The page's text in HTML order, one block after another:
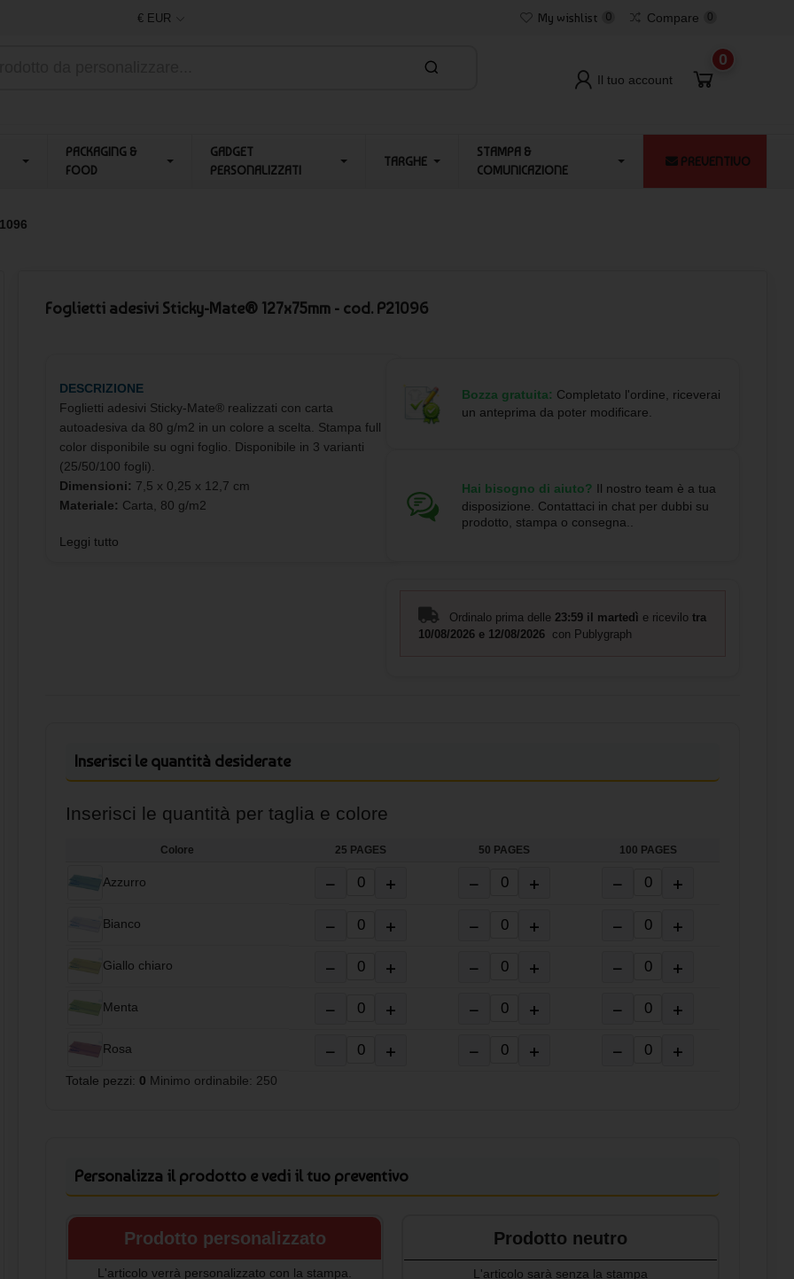
€ EUR My wishlist 0 Compare 0
Il tuo account
0
PACKAGING &
FOOD
GADGET
PERSONALIZZATI
TARGHE
STAMPA &
COMUNICAZIONE
PREVENTIVO
Foglietti adesivi Sticky-Mate® 127x75mm - cod. P21096
DESCRIZIONE
Foglietti adesivi Sticky-Mate® realizzati con carta
autoadesiva da 80 g/m2 in un colore a scelta. Stampa full
color disponibile su ogni foglio. Disponibile in 3 varianti
(25/50/100 fogli).
Dimensioni: 7,5 x 0,25 x 12,7 cm
Materiale: Carta, 80 g/m2
Leggi tutto
Bozza gratuita: Completato l'ordine, riceverai
un anteprima da poter modificare.
Hai bisogno di aiuto? Il nostro team è a tua
disposizione. Contattaci in chat per dubbi su
prodotto, stampa o consegna..
Ordinalo prima delle 23:59 il martedì e ricevilo tra
10/08/2026 e 12/08/2026 con Publygraph
Inserisci le quantità desiderate
Inserisci le quantità per taglia e colore
Colore 25 PAGES 50 PAGES 100 PAGES
Azzurro − + − + − +
Bianco − + − + − +
Giallo chiaro − + − + − +
Menta − + − + − +
Rosa − + − + − +
Totale pezzi: 0 Minimo ordinabile: 250
Personalizza il prodotto e vedi il tuo preventivo
Prodotto personalizzato
L'articolo verrà personalizzato con la stampa.
Prodotto neutro
L'articolo sarà senza la stampa